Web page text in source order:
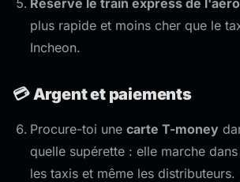
Réserve le train express de
plus rapide et moins cher que le
Incheon.
💳 Argent et paiements
Procure-toi une carte T-money
quelle supérette : elle marche
les taxis et même les distributeurs.